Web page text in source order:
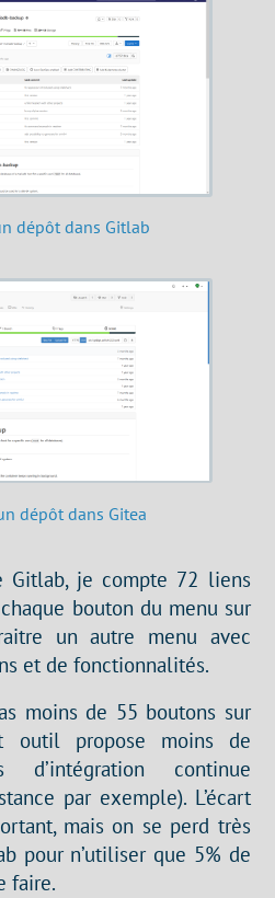
dépôt dans Gitlab
dépôt dans Gitea
Gitlab, je compte 72 liens
bouton du menu sur
un autre menu avec
et de fonctionnalités.
moins de 55 boutons sur
outil propose moins de
d’intégration continue
par exemple). L’écart
mais on se perd très
pour n’utiliser que 5% de
faire.